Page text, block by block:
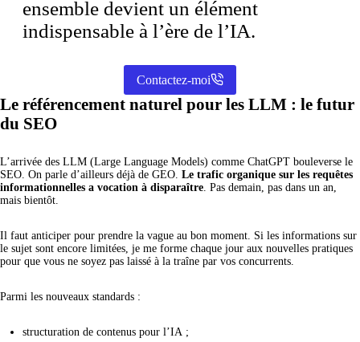
ensemble devient un élément
indispensable à l’ère de l’IA.
Contactez-moi
Le référencement naturel pour les LLM : le futur
du SEO
L’arrivée des LLM (Large Language Models) comme ChatGPT bouleverse le
SEO. On parle d’ailleurs déjà de GEO. Le trafic organique sur les requêtes
informationnelles a vocation à disparaître. Pas demain, pas dans un an,
mais bientôt.
Il faut anticiper pour prendre la vague au bon moment. Si les informations sur
le sujet sont encore limitées, je me forme chaque jour aux nouvelles pratiques
pour que vous ne soyez pas laissé à la traîne par vos concurrents.
Parmi les nouveaux standards :
structuration de contenus pour l’IA ;